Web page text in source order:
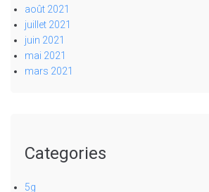
août 2021
juillet 2021
juin 2021
mai 2021
mars 2021
Categories
5g